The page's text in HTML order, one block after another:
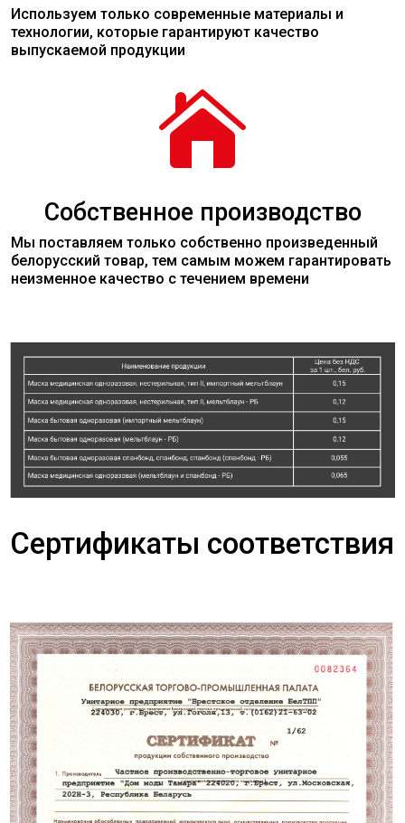
Используем только современные материалы и
технологии, которые гарантируют качество
выпускаемой продукции

Собственное производство
Мы поставляем только собственно произведенный
белорусский товар, тем самым можем гарантировать
неизменное качество с течением времени
Сертификаты соответствия